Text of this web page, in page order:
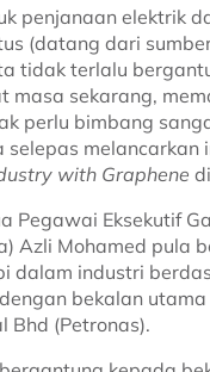
penjanaan elektrik
(datang dari
tidak terlalu
masa sekarang,
perlu bimbang
selepas melancarkan
with Graphene
Pegawai Eksekutif
Azli Mohamed pula
dalam industri
bekalan
Bhd (Petronas).